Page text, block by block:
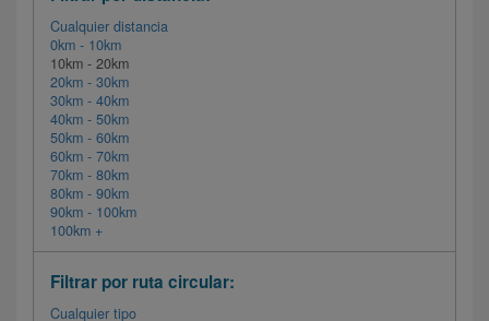
Cualquier distancia
0km - 10km
10km - 20km
20km - 30km
30km - 40km
40km - 50km
50km - 60km
60km - 70km
70km - 80km
80km - 90km
90km - 100km
100km +
Filtrar por ruta circular:
Cualquier tipo